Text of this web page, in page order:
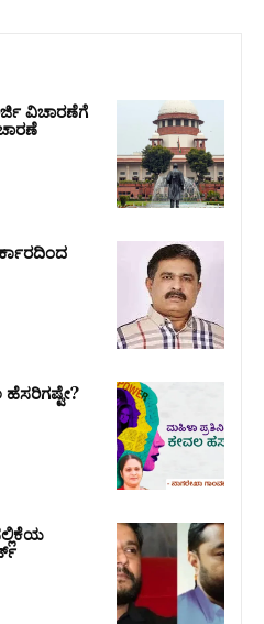
ವಿಚಾರಣೆಗೆ